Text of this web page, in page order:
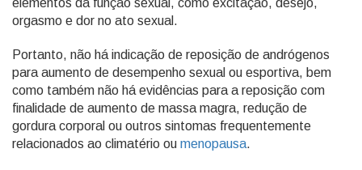
elementos da função sexual, como excitação, desejo,
orgasmo e dor no ato sexual.
Portanto, não há indicação de reposição de andrógenos
para aumento de desempenho sexual ou esportiva, bem
como também não há evidências para a reposição com
finalidade de aumento de massa magra, redução de
gordura corporal ou outros sintomas frequentemente
relacionados ao climatério ou menopausa.